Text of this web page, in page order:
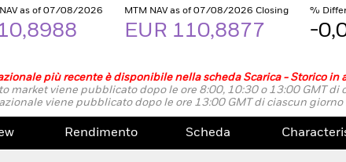
as of 07/08/2026 MTM NAV as of 07/08/2026 Closing
EUR 110,8877
%
-
più recente è disponibile nella scheda Scarica - Storico
market viene pubblicato dopo le ore 8:00, 10:30 o 13:00 GMT di
viene pubblicato dopo le ore 13:00 GMT di ciascun giorno
Rendimento Scheda